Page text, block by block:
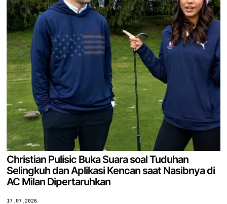
Christian Pulisic Buka Suara soal Tuduhan
Selingkuh dan Aplikasi Kencan saat Nasibnya di
AC Milan Dipertaruhkan
17.07.2026